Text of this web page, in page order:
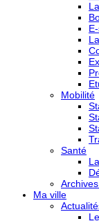
Mobilité
Santé
Ma ville